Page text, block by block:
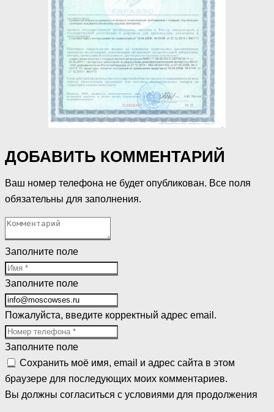
ДОБАВИТЬ КОММЕНТАРИЙ
Ваш номер телефона не будет опубликован. Все поля
обязательны для заполнения.
Заполните поле
Заполните поле
Пожалуйста, введите корректный адрес email.
Заполните поле
Сохранить моё имя, email и адрес сайта в этом
браузере для последующих моих комментариев.
Вы должны согласиться с условиями для продолжения